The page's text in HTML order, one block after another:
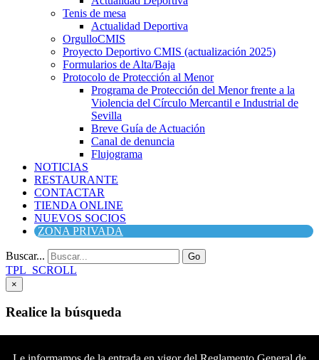
Tenis de mesa
Actualidad Deportiva
OrgulloCMIS
Proyecto Deportivo CMIS (actualización 2025)
Formularios de Alta/Baja
Protocolo de Protección al Menor
Programa de Protección del Menor frente a la
Violencia del Círculo Mercantil e Industrial de
Sevilla
Breve Guía de Actuación
Canal de denuncia
Flujograma
NOTICIAS
RESTAURANTE
CONTACTAR
TIENDA ONLINE
NUEVOS SOCIOS
ZONA PRIVADA
Buscar... Go
TPL_SCROLL
×
Realice la búsqueda
Buscar